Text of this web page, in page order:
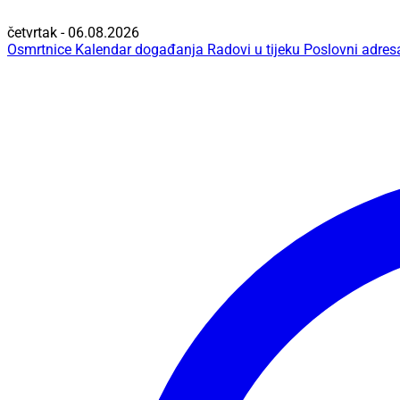
četvrtak - 06.08.2026
Osmrtnice Kalendar događanja Radovi u tijeku Poslovni